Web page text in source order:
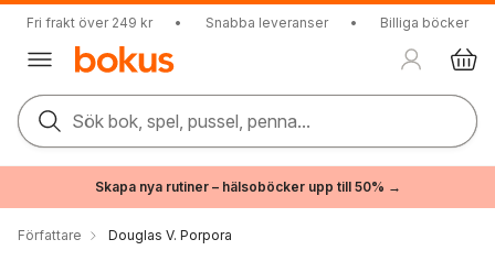
Fri frakt över 249 kr • Snabba leveranser • Billiga böcker
Sök bok, spel, pussel, penna...
Skapa nya rutiner – hälsoböcker upp till 50% →
Författare Douglas V. Porpora